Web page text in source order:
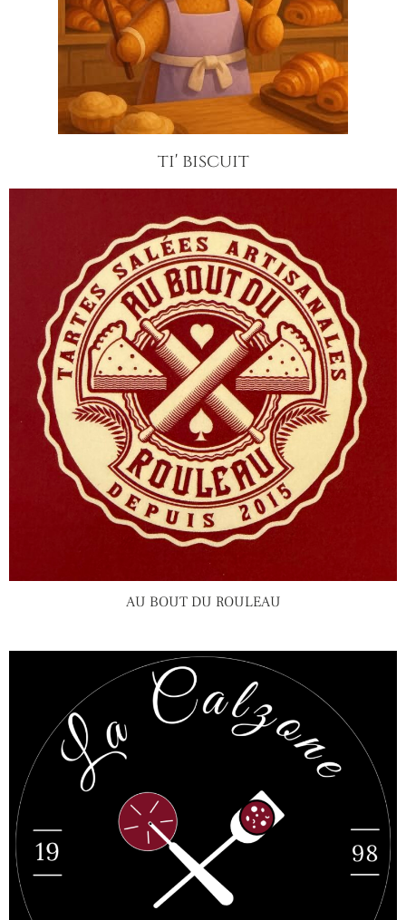
ti' biscuit
AU BOUT DU ROULEAU